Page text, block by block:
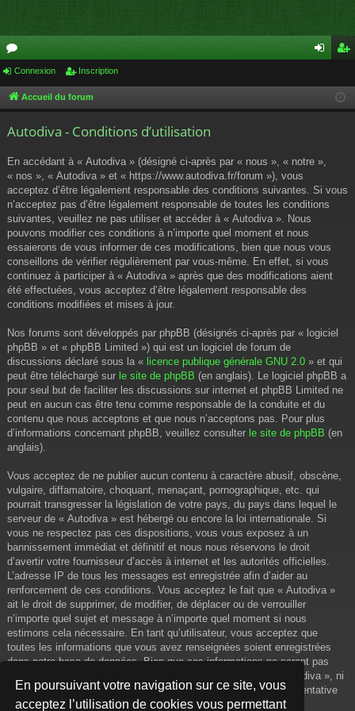
En poursuivant votre navigation sur ce site, vous
acceptez l’utilisation de cookies vous permettant
or
u cri
Connexion Inscription
Accueil du forum
Autodiva - Conditions d’utilisation
En accédant à « Autodiva » (désigné ci-après par « nous », « notre »,
« nos », « Autodiva » et « https://www.autodiva.fr/forum »), vous
acceptez d’être légalement responsable des conditions suivantes. Si vous
n’acceptez pas d’être légalement responsable de toutes les conditions
suivantes, veuillez ne pas utiliser et accéder à « Autodiva ». Nous
pouvons modifier ces conditions à n’importe quel moment et nous
essaierons de vous informer de ces modifications, bien que nous vous
conseillons de vérifier régulièrement par vous-même. En effet, si vous
continuez à participer à « Autodiva » après que des modifications aient
été effectuées, vous acceptez d’être légalement responsable des
conditions modifiées et mises à jour.
Nos forums sont développés par phpBB (désignés ci-après par « logiciel
phpBB » et « phpBB Limited ») qui est un logiciel de forum de
discussions déclaré sous la « licence publique générale GNU 2.0 » et qui
peut être téléchargé sur le site de phpBB (en anglais). Le logiciel phpBB a
pour seul but de faciliter les discussions sur internet et phpBB Limited ne
peut en aucun cas être tenu comme responsable de la conduite et du
contenu que nous acceptons et que nous n’acceptons pas. Pour plus
d’informations concernant phpBB, veuillez consulter le site de phpBB (en
anglais).
Vous acceptez de ne publier aucun contenu à caractère abusif, obscène,
vulgaire, diffamatoire, choquant, menaçant, pornographique, etc. qui
pourrait transgresser la législation de votre pays, du pays dans lequel le
serveur de « Autodiva » est hébergé ou encore la loi internationale. Si
vous ne respectez pas ces dispositions, vous vous exposez à un
bannissement immédiat et définitif et nous nous réservons le droit
d’avertir votre fournisseur d’accès à internet et les autorités officielles.
L’adresse IP de tous les messages est enregistrée afin d’aider au
renforcement de ces conditions. Vous acceptez le fait que « Autodiva »
ait le droit de supprimer, de modifier, de déplacer ou de verrouiller
n’importe quel sujet et message à n’importe quel moment si nous
estimons cela nécessaire. En tant qu’utilisateur, vous acceptez que
toutes les informations que vous avez renseignées soient enregistrées
dans notre base de données. Bien que ces informations ne seront pas
diffusées à une tierce partie sans votre consentement, ni « Autodiva », ni
phpBB, ne pourront être tenus comme responsables en cas de tentative
de piratage informatique visant à compromettre vos données.